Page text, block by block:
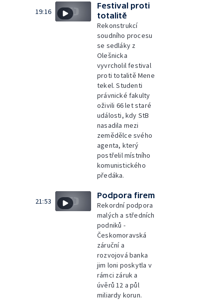
19:16
Festival proti
totalitě
Rekonstrukcí
soudního procesu
se sedláky z
Olešnicka
vyvrcholil festival
proti totalitě Mene
tekel. Studenti
právnické fakulty
oživili 66 let staré
události, kdy StB
nasadila mezi
zemědělce svého
agenta, který
postřelil místního
komunistického
předáka.
21:53
Podpora firem
Rekordní podpora
malých a středních
podniků -
Českomoravská
záruční a
rozvojová banka
jim loni poskytla v
rámci záruk a
úvěrů 12 a půl
miliardy korun.